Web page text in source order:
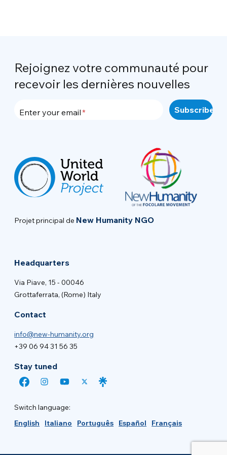
Rejoignez votre communauté pour
recevoir les dernières nouvelles
Enter your email
Projet principal de New Humanity NGO
Headquarters
Via Piave, 15 - 00046
Grottaferrata, (Rome) Italy
Contact
info@new-humanity.org
+39 06 94 31 56 35
Stay tuned
Switch language:
English
Italiano Português Español Français